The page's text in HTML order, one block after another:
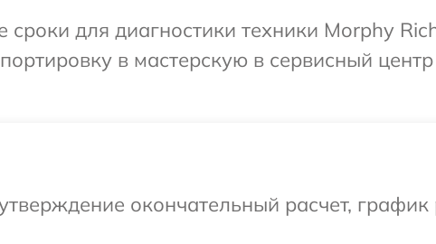
для диагностики техники Morphy
в мастерскую в сервисный
окончательный расчет, график